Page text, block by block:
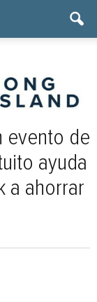
evento de
ayuda
a ahorrar